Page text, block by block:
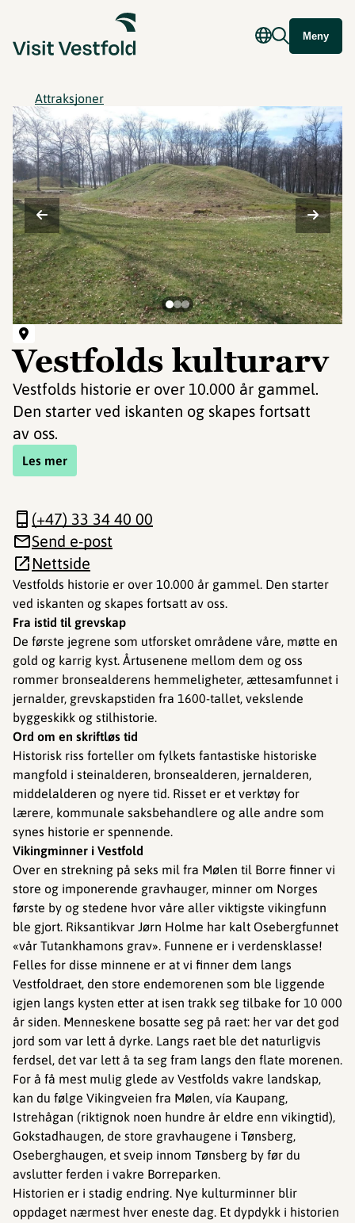
Meny
Attraksjoner
Vestfolds kulturarv
Vestfolds historie er over 10.000 år gammel.
Den starter ved iskanten og skapes fortsatt
av oss.
Les mer
Vestfolds historie er over 10.000 år gammel. Den starter
ved iskanten og skapes fortsatt av oss.
Fra istid til grevskap
De første jegrene som utforsket områdene våre, møtte en
gold og karrig kyst. Årtusenene mellom dem og oss
rommer bronsealderens hemmeligheter, ættesamfunnet i
jernalder, grevskapstiden fra 1600-tallet, vekslende
byggeskikk og stilhistorie.
Ord om en skriftløs tid
Historisk riss forteller om fylkets fantastiske historiske
mangfold i steinalderen, bronsealderen, jernalderen,
middelalderen og nyere tid. Risset er et verktøy for
lærere, kommunale saksbehandlere og alle andre som
synes historie er spennende.
Vikingminner i Vestfold
Over en strekning på seks mil fra Mølen til Borre finner vi
store og imponerende gravhauger, minner om Norges
første by og stedene hvor våre aller viktigste vikingfunn
ble gjort. Riksantikvar Jørn Holme har kalt Osebergfunnet
«vår Tutankhamons grav». Funnene er i verdensklasse!
Felles for disse minnene er at vi finner dem langs
Vestfoldraet, den store endemorenen som ble liggende
igjen langs kysten etter at isen trakk seg tilbake for 10 000
år siden. Menneskene bosatte seg på raet: her var det god
jord som var lett å dyrke. Langs raet ble det naturligvis
ferdsel, det var lett å ta seg fram langs den flate morenen.
For å få mest mulig glede av Vestfolds vakre landskap,
kan du følge Vikingveien fra Mølen, vía Kaupang,
Istrehågan (riktignok noen hundre år eldre enn vikingtid),
Gokstadhaugen, de store gravhaugene i Tønsberg,
Oseberghaugen, et sveip innom Tønsberg by før du
avslutter ferden i vakre Borreparken.
Historien er i stadig endring. Nye kulturminner blir
oppdaget nærmest hver eneste dag. Et dypdykk i historien
(+47) 33 34 40 00
Send e-post
Nettside